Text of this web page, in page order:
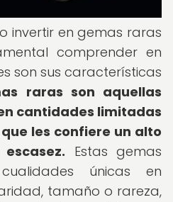
invertir en gemas raras
comprender en
son sus características
raras son aquellas
cantidades limitadas
les confiere un alto
Estas gemas
únicas en
tamaño o rareza,